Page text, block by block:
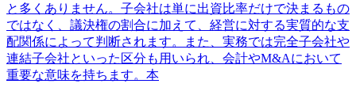
と多くありません。子会社は単に出資比率だけで決まるもの
ではなく、議決権の割合に加えて、経営に対する実質的な支
配関係によって判断されます。また、実務では完全子会社や
連結子会社といった区分も用いられ、会計やM&Aにおいて
重要な意味を持ちます。本